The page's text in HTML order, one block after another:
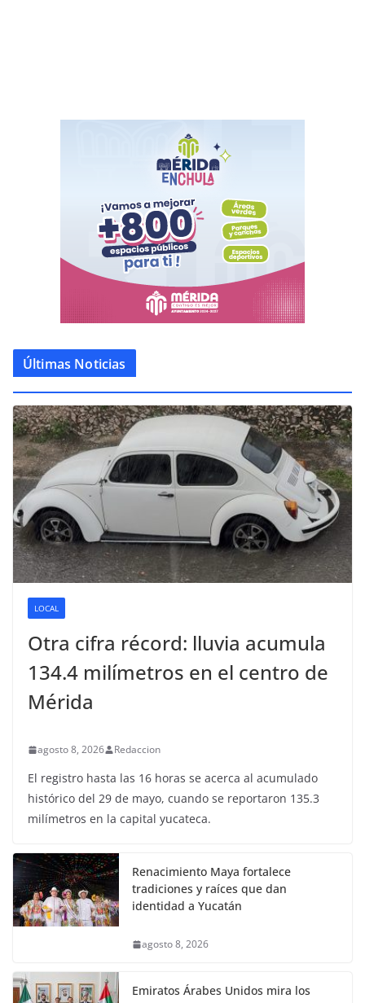
Últimas Noticias
LOCAL
Otra cifra récord: lluvia acumula
134.4 milímetros en el centro de
Mérida
agosto 8, 2026 Redaccion
El registro hasta las 16 horas se acerca al acumulado
histórico del 29 de mayo, cuando se reportaron 135.3
milímetros en la capital yucateca.
Renacimiento Maya fortalece
tradiciones y raíces que dan
identidad a Yucatán
agosto 8, 2026
Emiratos Árabes Unidos mira los